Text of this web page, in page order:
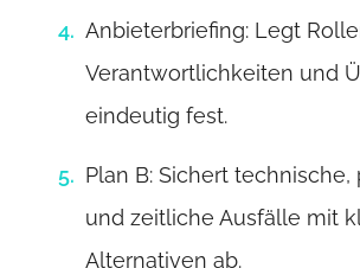
Anbieterbriefing: Legt
Verantwortlichkeiten und
eindeutig fest.
Plan B: Sichert
und zeitliche Ausfälle mit
Alternativen ab.